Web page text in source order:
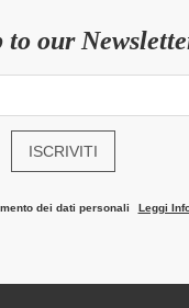
to our
ISCRIVITI
dei dati personali Leggi